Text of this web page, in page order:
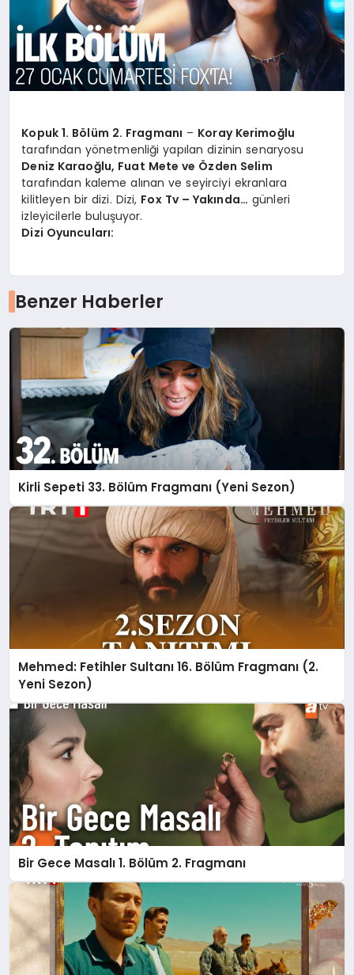
KIMDIR?
HESAPLAMALAR
Kopuk 1. Bölüm 2. Fragmanı – Koray Kerimoğlu
tarafından yönetmenliği yapılan dizinin senaryosu
Deniz Karaoğlu, Fuat Mete ve Özden Selim
tarafından kaleme alınan ve seyirciyi ekranlara
kilitleyen bir dizi. Dizi, Fox Tv – Yakında… günleri
izleyicilerle buluşuyor.
Dizi Oyuncuları:
Benzer Haberler
Kirli Sepeti 33. Bölüm Fragmanı (Yeni Sezon)
Mehmed: Fetihler Sultanı 16. Bölüm Fragmanı (2.
Yeni Sezon)
Bir Gece Masalı 1. Bölüm 2. Fragmanı